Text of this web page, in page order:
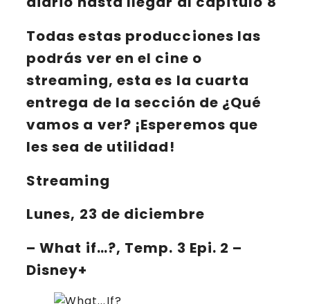
Todasestas producciones las
podrás ver en el cine o
streaming, esta es la cuarta
entrega de la sección de ¿Qué
vamos a ver? ¡Esperemos que
les sea de utilidad!
Streaming
Lunes, 23 de diciembre
–What if…?, Temp. 3 Epi. 2 –
Disney+